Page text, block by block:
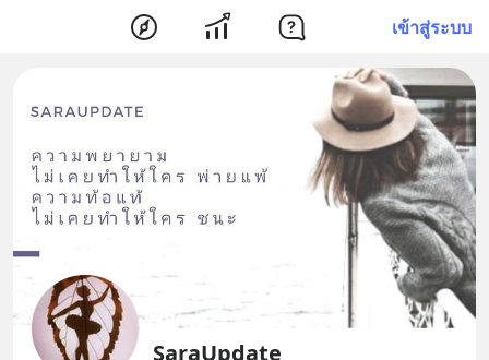
เข้าสู่ระบบ
SaraUpdate